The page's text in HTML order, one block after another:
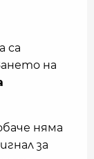
са
на
няма
за